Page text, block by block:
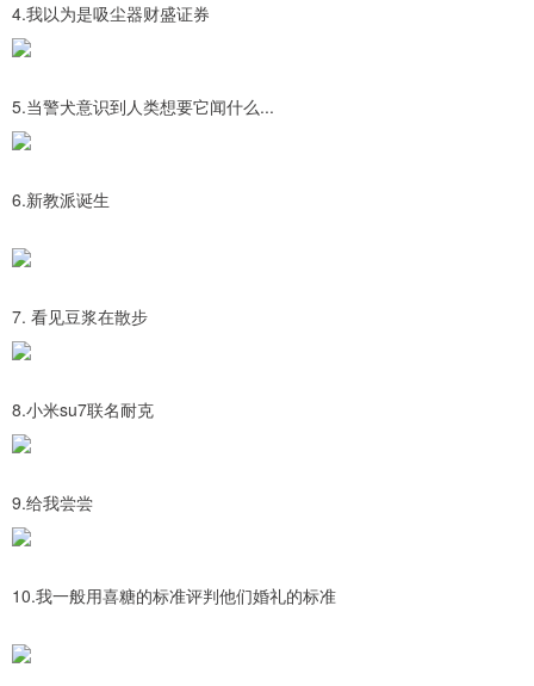
4.我以为是吸尘器财盛证券
5.当警犬意识到人类想要它闻什么...
6.新教派诞生
7. 看见豆浆在散步
8.小米su7联名耐克
9.给我尝尝
10.我一般用喜糖的标准评判他们婚礼的标准